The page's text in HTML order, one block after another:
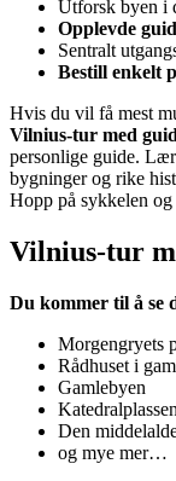
Utforsk byen i
Opplevde
Sentralt
Bestill enkelt
Hvis du vil få mest
Vilnius-tur med
personlige guide.
bygninger og rike
Hopp på sykkelen
Vilnius-tur
Du kommer til å se
Morgengryets
Rådhuset i
Gamlebyen
Katedralplassen
Den
og mye mer…